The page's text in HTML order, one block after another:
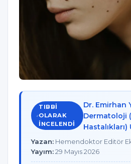
TIBBI
OLARAK
INCELENDI
Dr. Emirhan
Dermatoloji
Hastalıkları)
Yazan: Hemendoktor Editör
Yayım:29 Mayıs 2026